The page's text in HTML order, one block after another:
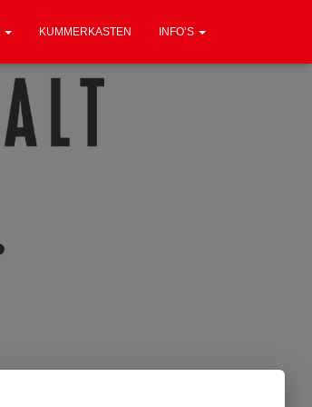
KUMMERKASTEN INFO’S